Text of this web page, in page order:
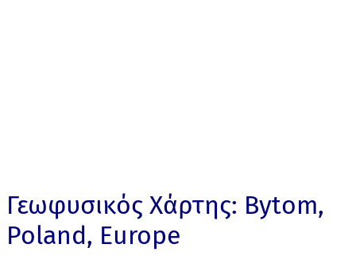
Γεωφυσικός Χάρτης: Bytom,
Poland, Europe